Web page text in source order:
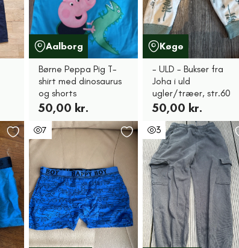
Aalborg
Børne Peppa Pig T-
shirt med dinosaurus
og shorts
50,00 kr.
Køge
- ULD - Bukser fra
Joha i uld
ugler/træer, str.60
50,00 kr.
7 3